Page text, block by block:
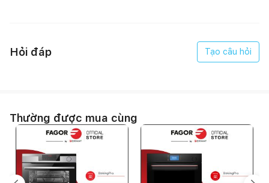
PHỤ KIỆN
XUẤT XỨ
Poland
AN TOÀN
Hỏi đáp Tạo câu hỏi
Thường được mua cùng